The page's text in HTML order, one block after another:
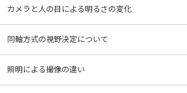
カメラと人の目による明るさの変化
同軸方式の視野決定について
照明による撮像の違い